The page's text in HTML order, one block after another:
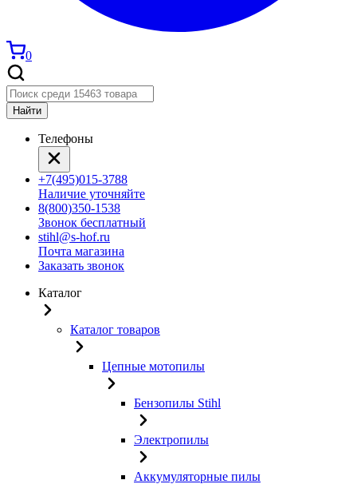
0
Найти
Телефоны
+7(495)015-3788
Наличие уточняйте
8(800)350-1538
Звонок бесплатный
stihl@s-hof.ru
Почта магазина
Заказать звонок
Каталог
Каталог товаров
Цепные мотопилы
Бензопилы Stihl
Электропилы
Аккумуляторные пилы